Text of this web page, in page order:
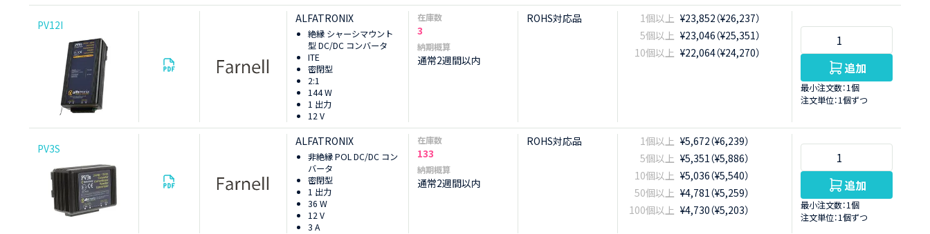
PV12I ALFATRONIX
絶縁 シャーシマウント
型 DC/DC コンバータ
ITE
密閉型
2:1
144 W
1 出力
12 V
在庫数
3
納期概算
通常2週間以内
ROHS対応品 1個以上 ¥23,852（¥26,237）
5個以上 ¥23,046（¥25,351）
10個以上 ¥22,064（¥24,270）
追加
最小注文数：1個
注文単位：1個ずつ
PV3S
ALFATRONIX
非絶縁 POL DC/DC コン
バータ
密閉型
1 出力
36 W
12 V
3 A
在庫数
133
納期概算
通常2週間以内
ROHS対応品 1個以上 ¥5,672（¥6,239）
5個以上 ¥5,351（¥5,886）
10個以上 ¥5,036（¥5,540）
50個以上 ¥4,781（¥5,259）
100個以上 ¥4,730（¥5,203）
追加
最小注文数：1個
注文単位：1個ずつ